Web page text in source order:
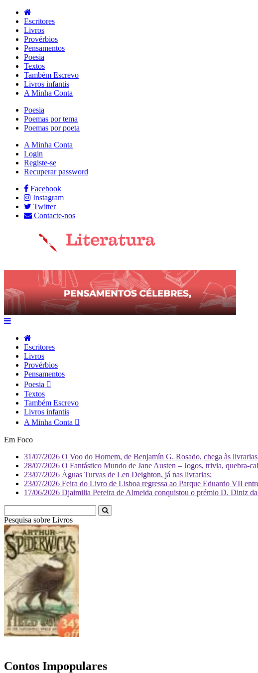
Escritores
Livros
Provérbios
Pensamentos
Poesia
Textos
Também Escrevo
Livros infantis
A Minha Conta
Poesia
Poemas por tema
Poemas por poeta
A Minha Conta
Login
Registe-se
Recuperar password
Facebook
Instagram
Twitter
Contacte-nos
Escritores
Livros
Provérbios
Pensamentos
Poesia
Textos
Também Escrevo
Livros infantis
A Minha Conta
Em Foco
31/07/2026 O Voo do Homem, de Benjamín G. Rosado, chega às
28/07/2026 O Fantástico Mundo de Jane Austen – Jogos, trivia, quebra-
23/07/2026 Águas Turvas de Len Deighton, já nas livrarias;
23/07/2026 Feira do Livro de Lisboa regressa ao Parque Eduardo VII
17/06/2026 Djaimilia Pereira de Almeida conquistou o prémio D. Diniz
Pesquisa sobre Livr
Contos Impopulares